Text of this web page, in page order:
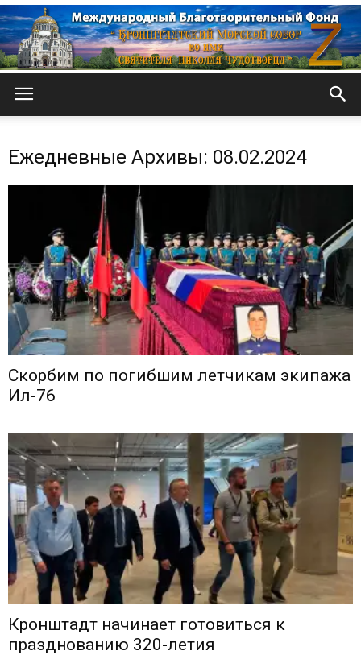
собор
Ежедневные Архивы: 08.02.2024
Скорбим по погибшим летчикам экипажа
Ил-76
Кронштадт начинает готовиться к
празднованию 320-летия